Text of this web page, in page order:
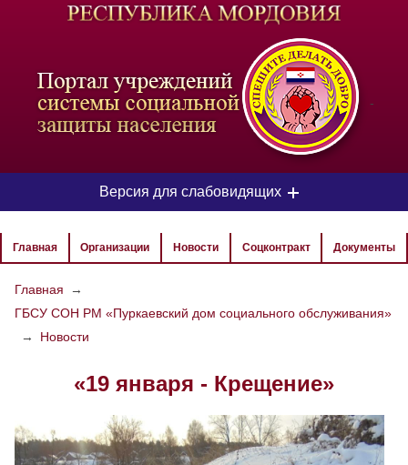
-
Версия для слабовидящих
ЦВЕТОВАЯ СХЕМА
РАЗМЕР ТЕКСТА
ИЗОБРАЖЕНИЯ
Скрыть Ч/б
Главная Организации Новости Соцконтракт Документы
Главная
→
ГБСУ СОН РМ «Пуркаевский дом социального обслуживания»
→
Новости
«19 января - Крещение»